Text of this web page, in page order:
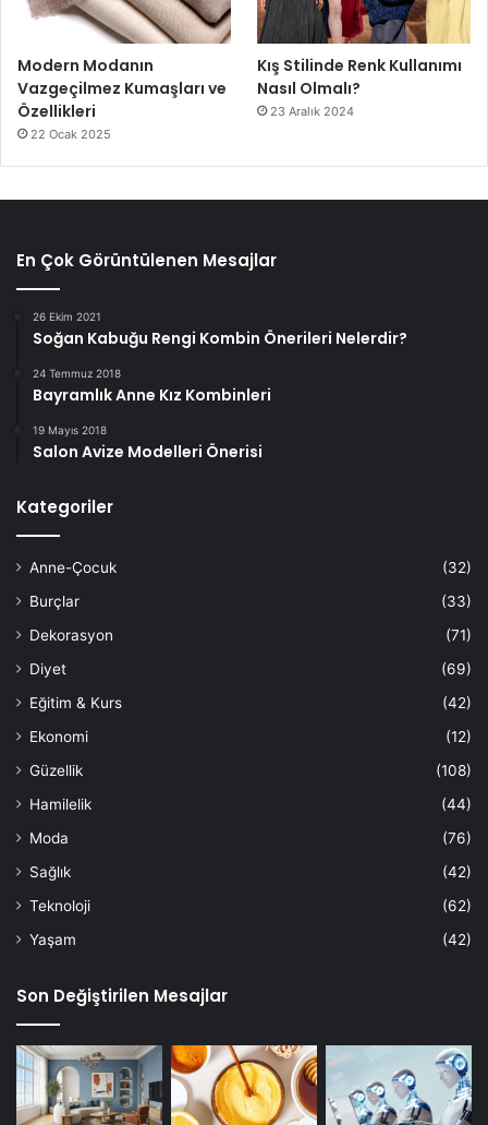
Modern Modanın
Vazgeçilmez Kumaşları ve
Özellikleri
22 Ocak 2025
Kış Stilinde Renk Kullanımı
Nasıl Olmalı?
23 Aralık 2024
En Çok Görüntülenen Mesajlar
26 Ekim 2021
Soğan Kabuğu Rengi Kombin Önerileri Nelerdir?
24 Temmuz 2018
Bayramlık Anne Kız Kombinleri
19 Mayıs 2018
Salon Avize Modelleri Önerisi
Kategoriler
Anne-Çocuk
(32)
Burçlar
(33)
Dekorasyon
(71)
Diyet
(69)
Eğitim & Kurs
(42)
Ekonomi
(12)
Güzellik
(108)
Hamilelik
(44)
Moda
(76)
Sağlık
(42)
Teknoloji
(62)
Yaşam
(42)
Son Değiştirilen Mesajlar